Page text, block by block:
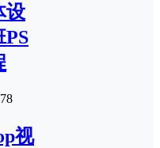
设
PS
78
视